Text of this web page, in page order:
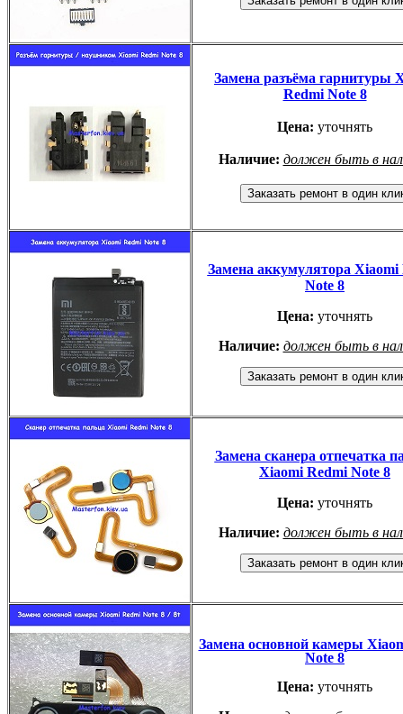
Замена разъёма гарнитуры
Redmi Note 8
Цена: уточнять
Наличие: должен быть в
Замена аккумулятора Xiaomi
Note 8
Цена: уточнять
Наличие: должен быть в
Замена сканера отпечатка
Xiaomi Redmi Note 8
Цена: уточнять
Наличие: должен быть в
Замена основной камеры
Note 8
Цена: уточнять